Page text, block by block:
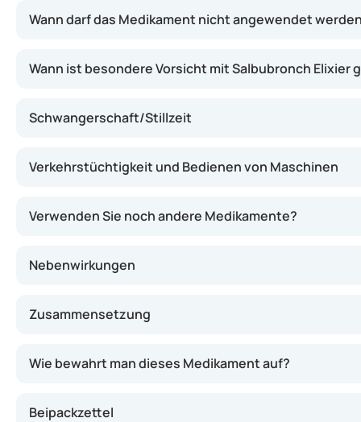
Wann darf das Medikament nicht angewendet
Wann ist besondere Vorsicht mit Salbubronch Elixier
Schwangerschaft/Stillzeit
Verkehrstüchtigkeit und Bedienen von Maschinen
Verwenden Sie noch andere Medikamente?
Nebenwirkungen
Zusammensetzung
Wie bewahrt man dieses Medikament auf?
Beipackzettel